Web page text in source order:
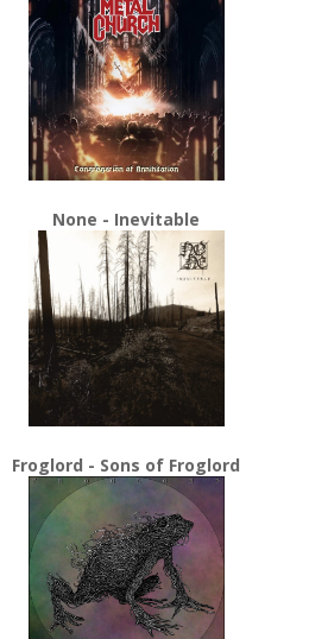
None - Inevitable
Froglord - Sons of Froglord